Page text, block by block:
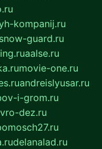
kompanij.ru
snow-guard.ru
aalse.ru
movie-one.ru
andreislyusar.ru
i-grom.ru
dez.ru
delanalad.ru